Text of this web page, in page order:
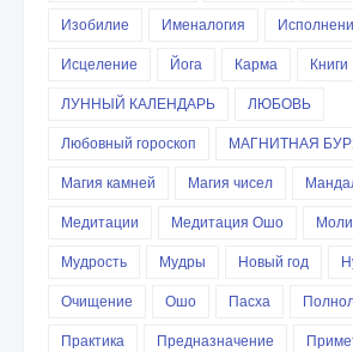
Изобилие
Именалогия
Исцеление
Йога Карма Книги
ЛУННЫЙ КАЛЕНДАРЬ
ЛЮБОВЬ
Любовный гороскоп
МАГНИТНАЯ
Магия камней
Магия чисел
Медитации
Медитация Ошо
Мудрость
Мудры Новый год
Очищение
Ошо Пасха
Практика
Предназначение